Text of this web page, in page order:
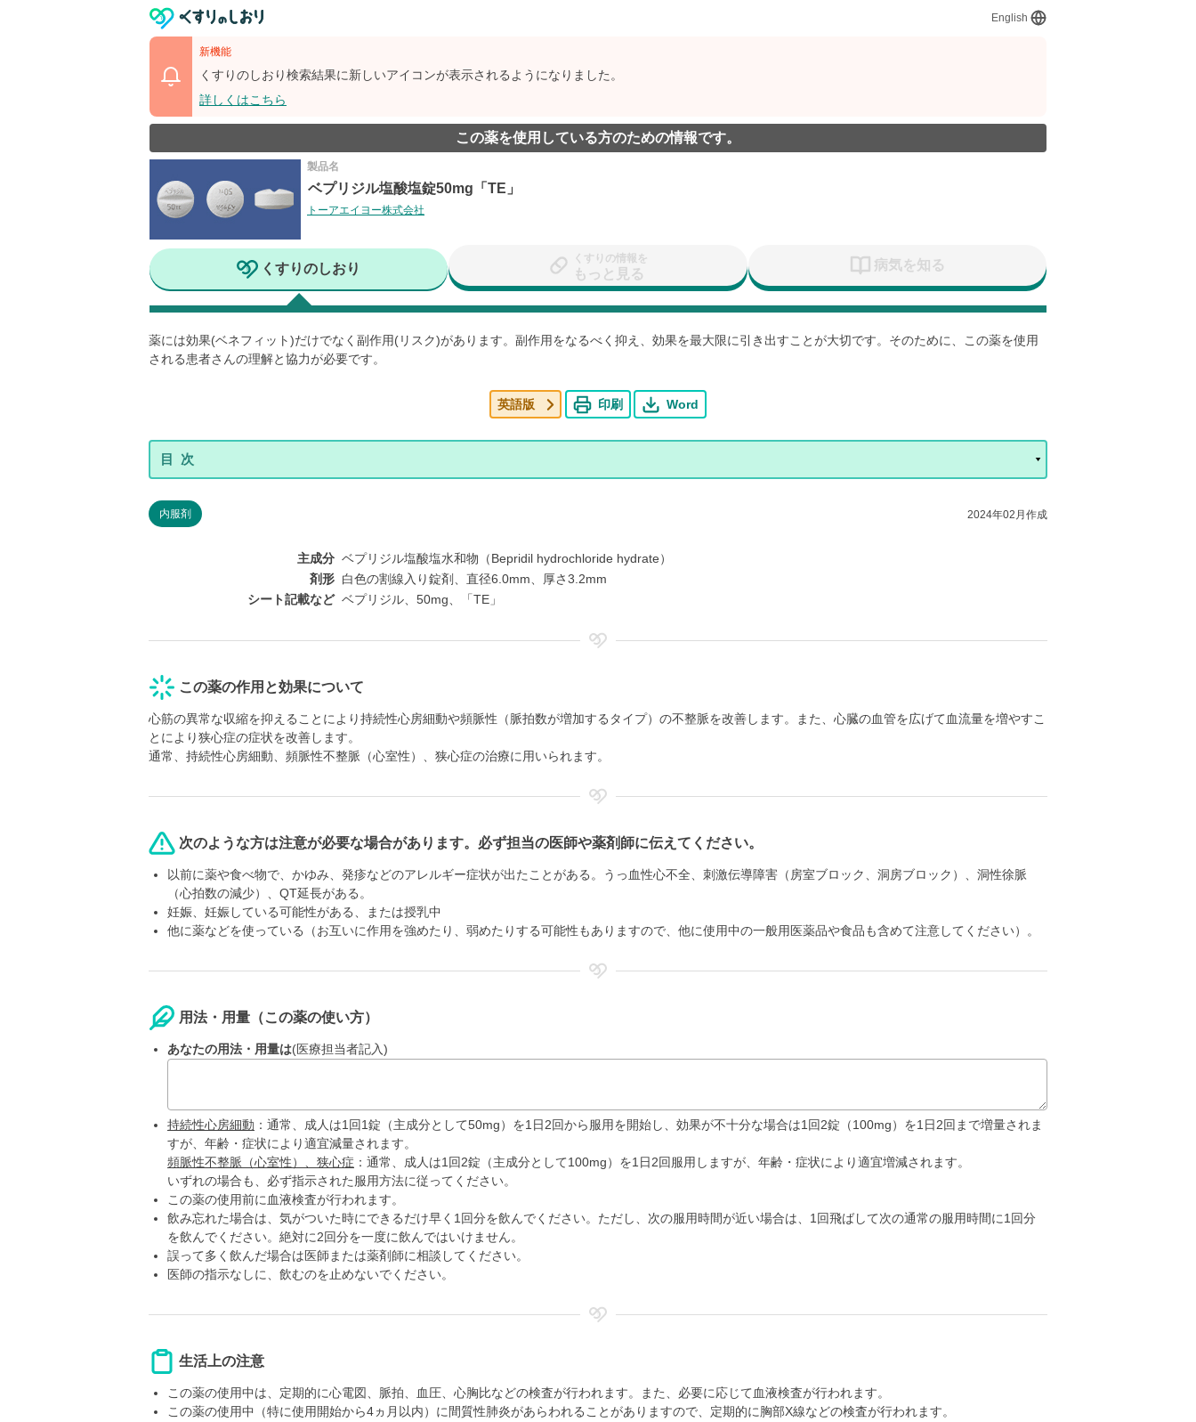
English
新機能
くすりのしおり検索結果に新しいアイコンが表示されるようになりました。
詳しくはこちら
この薬を使用している方のための情報です。
製品名
ベプリジル塩酸塩錠50mg「TE」
トーアエイヨー株式会社
くすりのしおり
くすりの情報を
もっと見る
病気を知る
薬には効果(ベネフィット)だけでなく副作用(リスク)があります。副作用をなるべく抑え、効果を最大限に引き出すことが大切です。そのために、この薬を使用
される患者さんの理解と協力が必要です。
英語版 印刷 Word
内服剤 2024年02月作成
主成分 ベプリジル塩酸塩水和物（Bepridil hydrochloride hydrate）
剤形 白色の割線入り錠剤、直径6.0mm、厚さ3.2mm
シート記載など ベプリジル、50mg、「TE」
この薬の作用と効果について
心筋の異常な収縮を抑えることにより持続性心房細動や頻脈性（脈拍数が増加するタイプ）の不整脈を改善します。また、心臓の血管を広げて血流量を増やすこ
とにより狭心症の症状を改善します。
通常、持続性心房細動、頻脈性不整脈（心室性）、狭心症の治療に用いられます。
次のような方は注意が必要な場合があります。必ず担当の医師や薬剤師に伝えてください。
以前に薬や食べ物で、かゆみ、発疹などのアレルギー症状が出たことがある。うっ血性心不全、刺激伝導障害（房室ブロック、洞房ブロック）、洞性徐脈
（心拍数の減少）、QT延長がある。
妊娠、妊娠している可能性がある、または授乳中
他に薬などを使っている（お互いに作用を強めたり、弱めたりする可能性もありますので、他に使用中の一般用医薬品や食品も含めて注意してください）。
用法・用量（この薬の使い方）
あなたの用法・用量は(医療担当者記入)
持続性心房細動 ：通常、成人は1回1錠（主成分として50mg）を1日2回から服用を開始し、効果が不十分な場合は1回2錠（100mg）を1日2回まで増量されま
すが、年齢・症状により適宜減量されます。
頻脈性不整脈（心室性）、狭心症 ：通常、成人は1回2錠（主成分として100mg）を1日2回服用しますが、年齢・症状により適宜増減されます。
いずれの場合も、必ず指示された服用方法に従ってください。
この薬の使用前に血液検査が行われます。
飲み忘れた場合は、気がついた時にできるだけ早く1回分を飲んでください。ただし、次の服用時間が近い場合は、1回飛ばして次の通常の服用時間に1回分
を飲んでください。絶対に2回分を一度に飲んではいけません。
誤って多く飲んだ場合は医師または薬剤師に相談してください。
医師の指示なしに、飲むのを止めないでください。
生活上の注意
この薬の使用中は、定期的に心電図、脈拍、血圧、心胸比などの検査が行われます。また、必要に応じて血液検査が行われます。
この薬の使用中（特に使用開始から4ヵ月以内）に間質性肺炎があらわれることがありますので、定期的に胸部X線などの検査が行われます。